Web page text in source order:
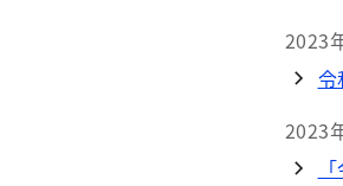
2023
令
2023